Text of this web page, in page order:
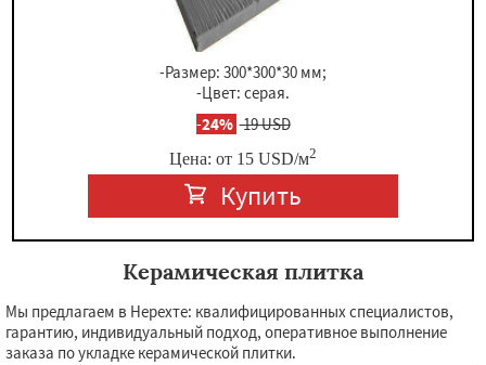
-Размер: 300*300*30 мм;
-Цвет: серая.
-24% 19 USD
Цена: от 15 USD/м2
Купить
Керамическая плитка
Мы предлагаем в Нерехте: квалифицированных специалистов,
гарантию, индивидуальный подход, оперативное выполнение
заказа по укладке керамической плитки.